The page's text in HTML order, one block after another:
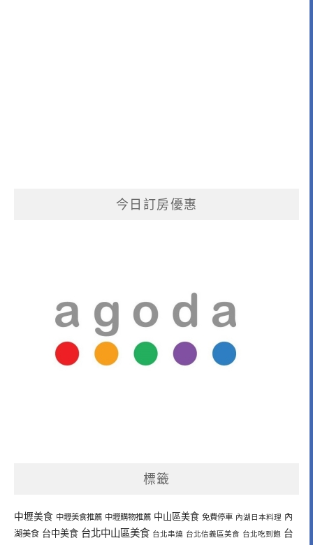
今日訂房優惠
標籤
中壢美食 中壢美食推薦 中壢購物推薦 中山區美食 免費停車 內湖日本料理 內
湖美食 台中美食 台北中山區美食 台北串燒 台北信義區美食 台北吃到飽 台